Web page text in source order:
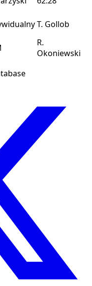
T. Gollob
R.
Okoniewski